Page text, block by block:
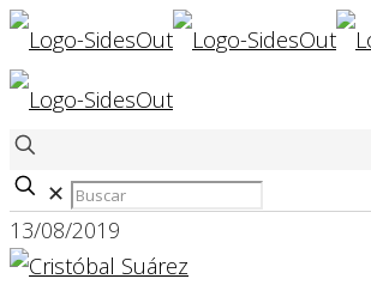
✕
13/08/2019